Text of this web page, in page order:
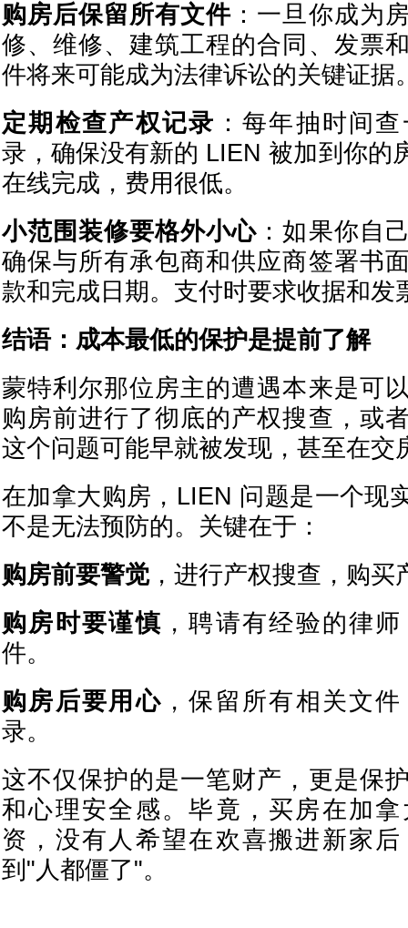
购房后保留所有文件 ：一旦你成为
修、维修、建筑工程的合同、发票
件将来可能成为法律诉讼的关键证据
定期检查产权记录 ：每年抽时间
录，确保没有新的 LIEN 被加到你的
在线完成，费用很低。
小范围装修要格外小心 ：如果你自
确保与所有承包商和供应商签署书
款和完成日期。支付时要求收据和发
结语：成本最低的保护是提前了解
蒙特利尔那位房主的遭遇本来是可
购房前进行了彻底的产权搜查，或
这个问题可能早就被发现，甚至在交
在加拿大购房，LIEN 问题是一个现
不是无法预防的。关键在于：
购房前要警觉，进行产权搜查，购买
购房时要谨慎 ，聘请有经验的律
件。
购房后要用心 ，保留所有相关文
录。
这不仅保护的是一笔财产，更是保
和心理安全感。毕竟，买房在加
资，没有人希望在欢喜搬进新家
到"人都僵了"。